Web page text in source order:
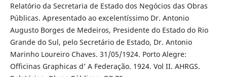
Relatório da Secretaria de Estado dos Negócios das Obras
Públicas. Apresentado ao excelentíssimo Dr. Antonio
Augusto Borges de Medeiros, Presidente do Estado do Rio
Grande do Sul, pelo Secretário de Estado, Dr. Antonio
Marinho Loureiro Chaves. 31/05/1924. Porto Alegre:
Officinas Graphicas d’ A Federação. 1924. Vol II. AHRGS.